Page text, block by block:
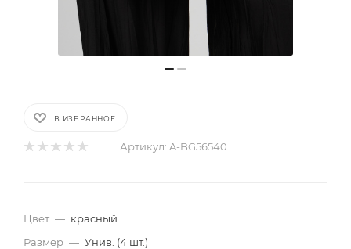
В ИЗБРАННОЕ
Артикул: A-BG56540
Цвет — красный
Размер — Унив. (4 шт.)